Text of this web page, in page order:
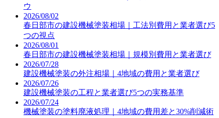
ウ
2026/08/02
春日部市の建設機械塗装相場｜工法別費用と業者選び5
つの視点
2026/08/01
春日部市の建設機械塗装相場｜規模別費用と業者選び
2026/07/28
建設機械塗装の外注相場｜4地域の費用と業者選び
2026/07/26
建設機械塗装の工程と業者選び5つの実務基準
2026/07/24
機械塗装の塗料廃液処理｜4地域の費用差と30%削減術